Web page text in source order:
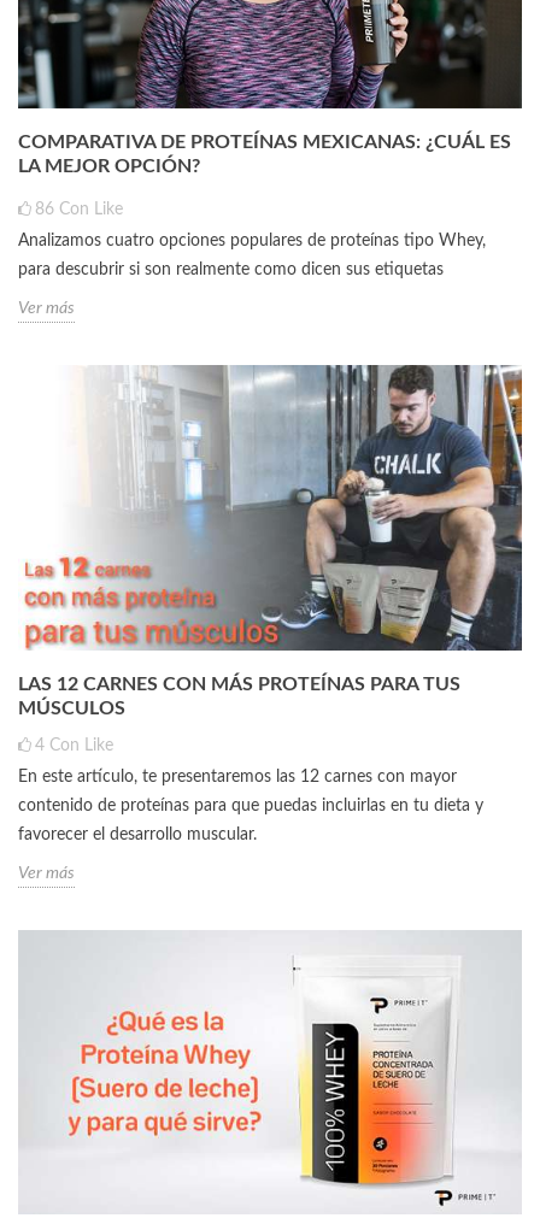
COMPARATIVA DE PROTEÍNAS MEXICANAS: ¿CUÁL ES
LA MEJOR OPCIÓN?
86 Con Like
Analizamos cuatro opciones populares de proteínas tipo Whey,
para descubrir si son realmente como dicen sus etiquetas
Ver más
LAS 12 CARNES CON MÁS PROTEÍNAS PARA TUS
MÚSCULOS
4 Con Like
En este artículo, te presentaremos las 12 carnes con mayor
contenido de proteínas para que puedas incluirlas en tu dieta y
favorecer el desarrollo muscular.
Ver más